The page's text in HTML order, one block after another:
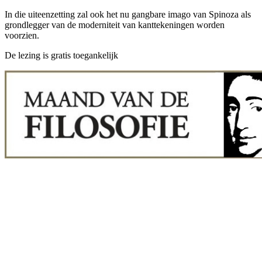
In die uiteenzetting zal ook het nu gangbare imago van Spinoza als
grondlegger van de moderniteit van kanttekeningen worden
voorzien.
De lezing is gratis toegankelijk